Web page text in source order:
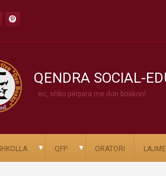
QENDRA SOCIAL-
ec, shko përpara me don boskon!
▼ QFP ▼ ORATORI LAJME